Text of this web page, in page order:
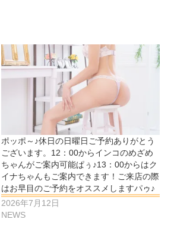
ポッポ～♪休日の日曜日ご予約ありがとう
ございます。12：00からインコのめざめ
ちゃんがご案内可能ぱぅ♪13：00からはク
イナちゃんもご案内できます！ご来店の際
はお早目のご予約をオススメしますパゥ♪
2026年7月12日
NEWS